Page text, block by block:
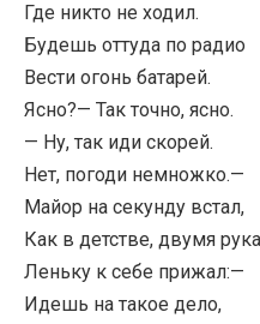
Где никто не ходил.
Будешь оттуда по радио
Вести огонь батарей.
Ясно?— Так точно, ясно.
— Ну, так иди скорей.
Нет, погоди немножко.—
Майор на секунду встал,
Как в детстве, двумя
Леньку к себе прижал:—
Идешь на такое дело,